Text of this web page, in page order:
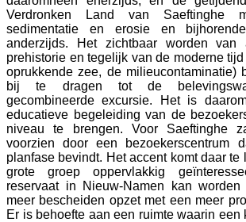
Verdronken Land van Saeftinghe
sedimentatie en erosie en
anderzijds. Het zichtbaar worden van
prehistorie en tegelijk van de moderne
oprukkende zee, de milieucontaminatie)
bij te dragen tot de
gecombineerde excursie. Het is
educatieve begeleiding van de
niveau te brengen. Voor Saeftinghe
voorzien door een
planfase bevindt. Het accent komt daar te
grote groep oppervlakkig
reservaat in Nieuw-Namen kan
meer bescheiden opzet met een meer
Er is behoefte aan een ruimte waarin een